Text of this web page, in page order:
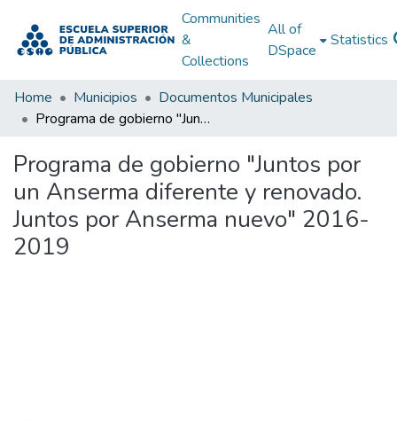
Communities
&
Collections
All of
DSpace
Statistics
Home Municipios
Documentos Municipales
Programa de gobierno "Juntos por un Anserma diferente y renovado. Juntos por Anserma nuevo" 2016-2019
Programa de gobierno "Juntos por
un Anserma diferente y renovado.
Juntos por Anserma nuevo" 2016-
2019